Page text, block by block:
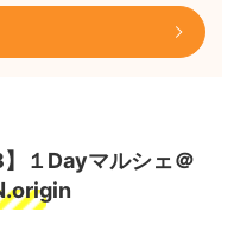
１Dayマルシェ＠